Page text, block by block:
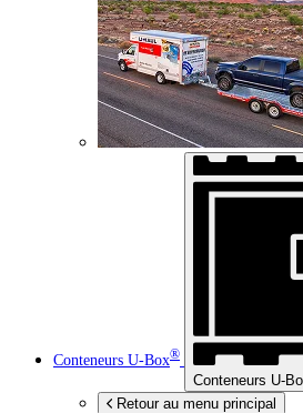
Conteneurs U-Box®
Conteneurs U-
Retour au menu principal